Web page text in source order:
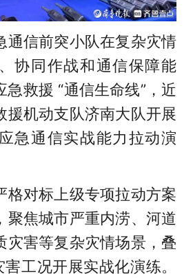
通信前突小队在复杂灾情
协同作战和通信保障能
急救援 “通信生命线”，近
援机动支队济南大队开展
急通信实战能力拉动演
格对标上级专项拉动方案
聚焦城市严重内涝、河道
灾害等复杂灾情场景，叠
害工况开展实战化演练。